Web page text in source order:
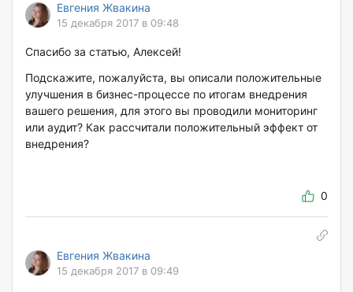
Евгения Жвакина
15 декабря 2017 в 09:48
Спасибо за статью, Алексей!
Подскажите, пожалуйста, вы описали положительные
улучшения в бизнес-процессе по итогам внедрения
вашего решения, для этого вы проводили мониторинг
или аудит? Как рассчитали положительный эффект от
внедрения?
0
Евгения Жвакина
15 декабря 2017 в 09:49